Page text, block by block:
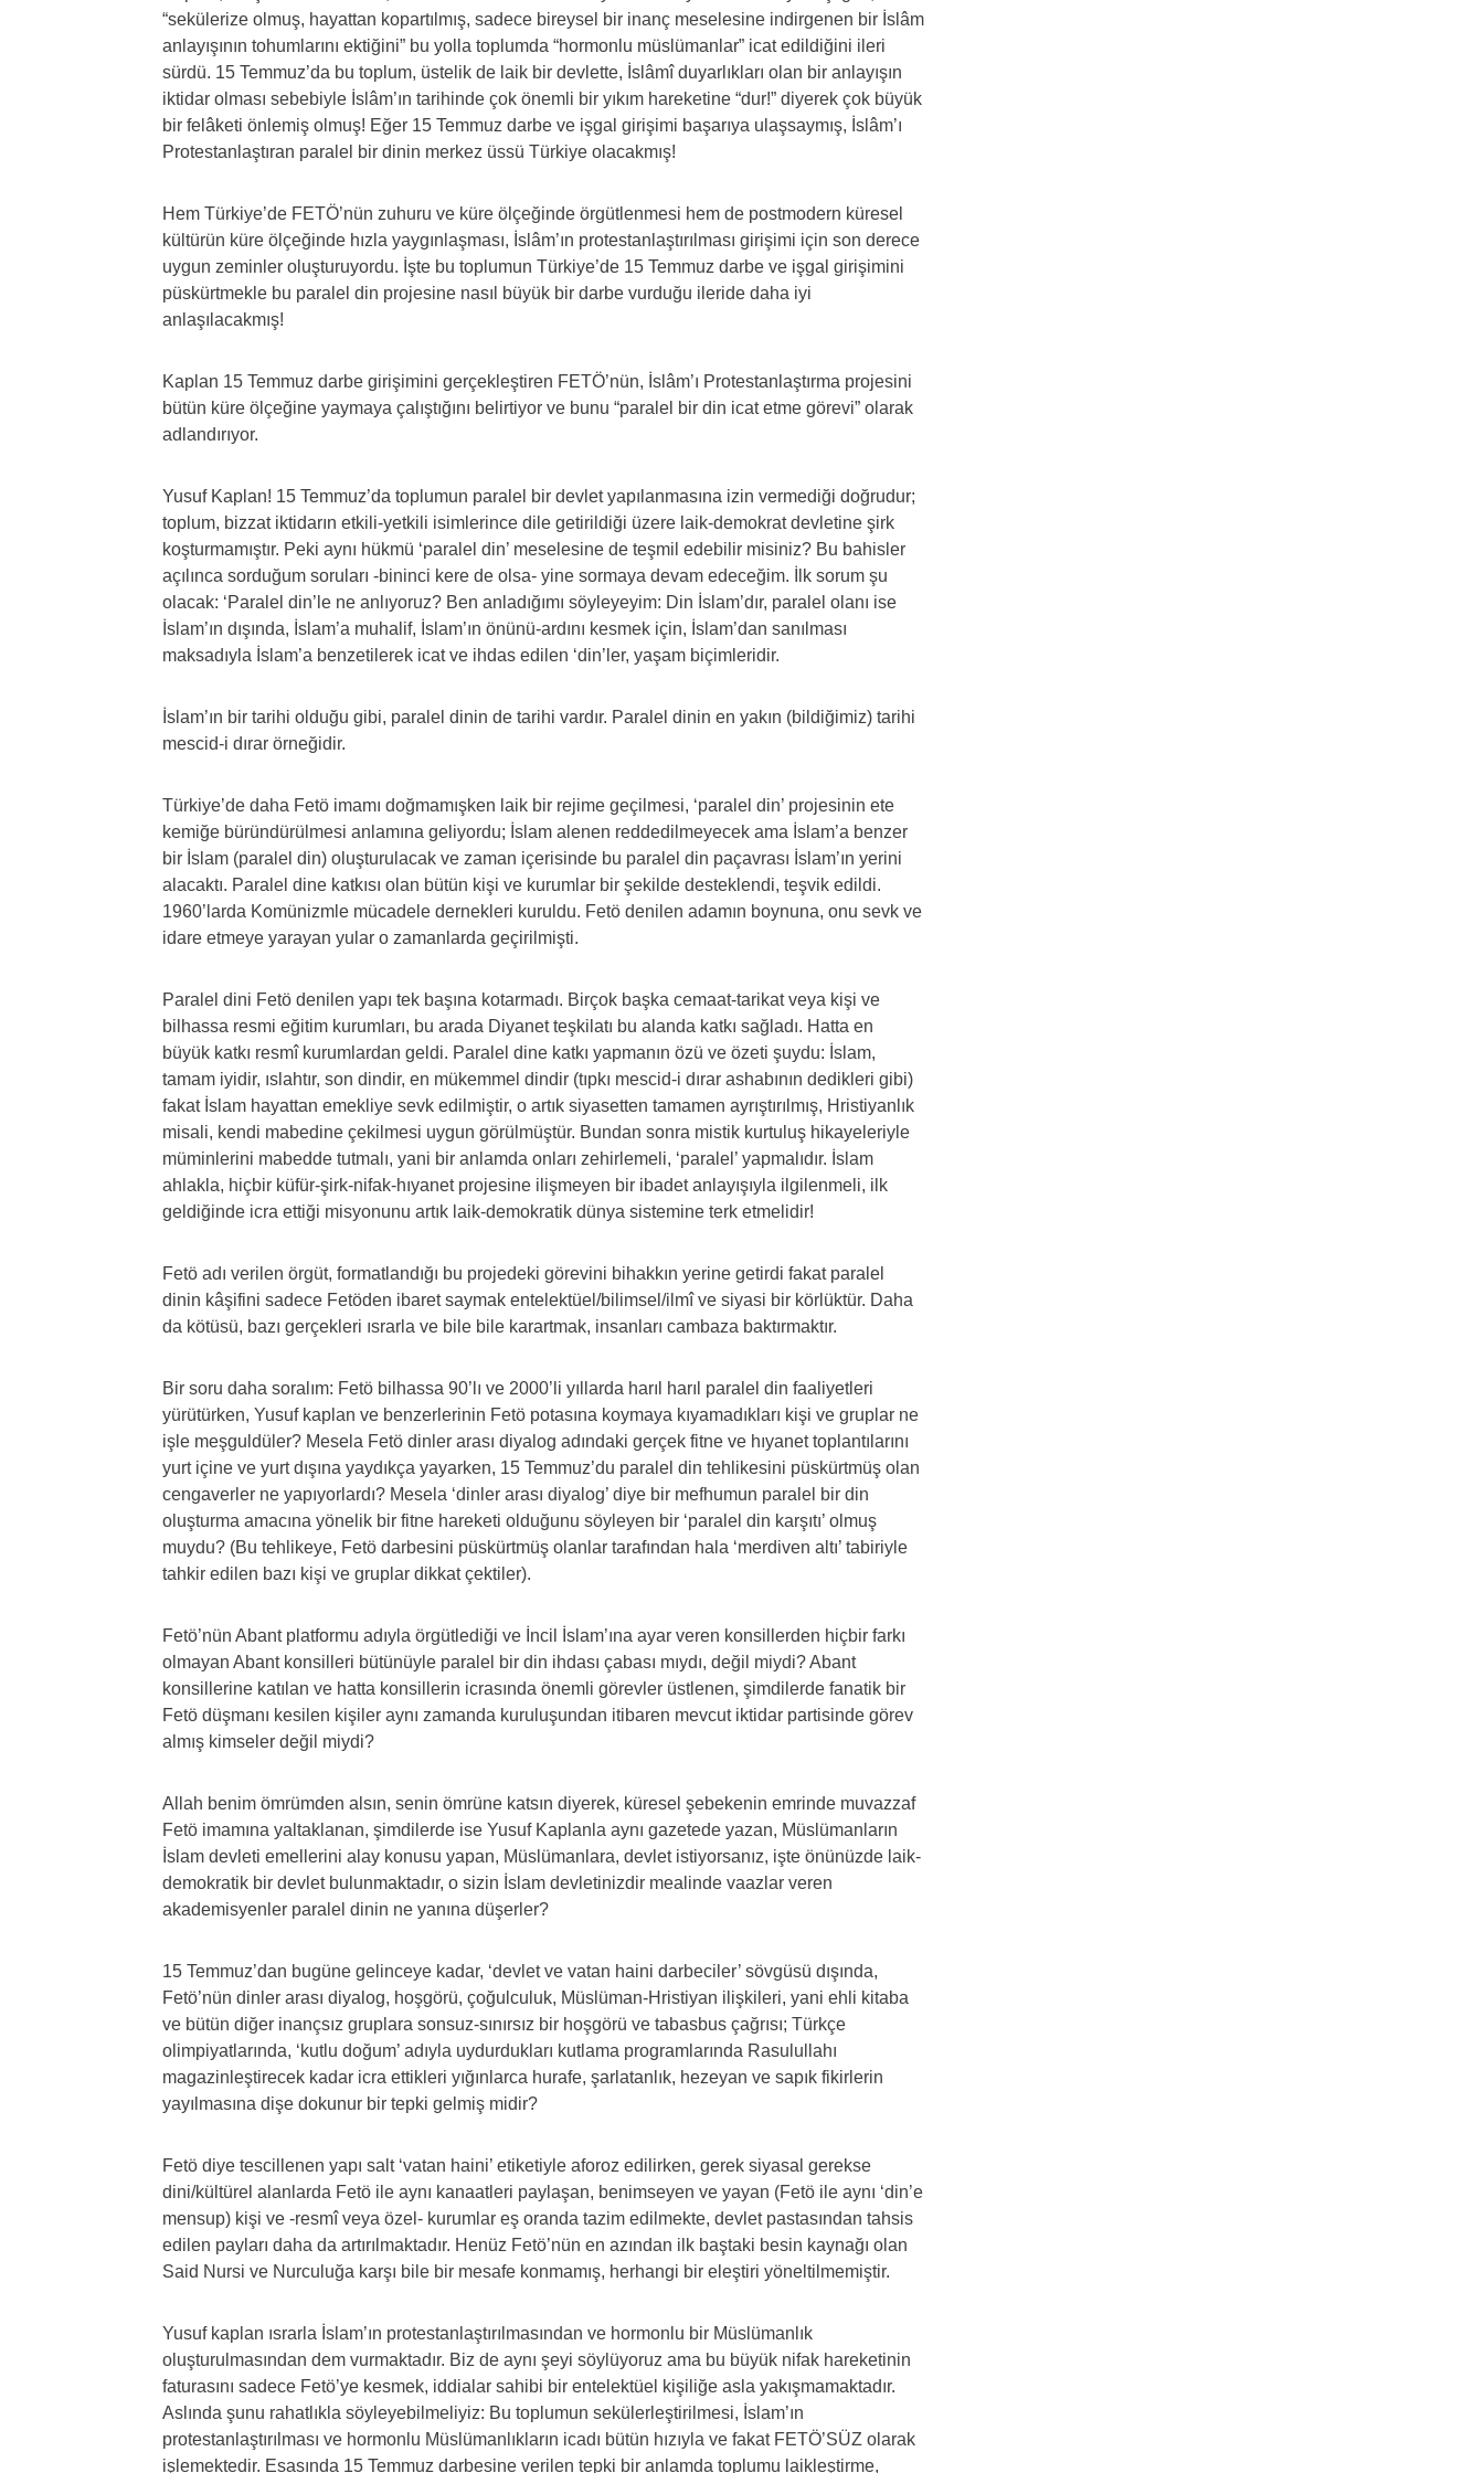
“sekülerize olmuş, hayattan kopartılmış, sadece bireysel bir inanç meselesine indirgenen bir İslâm
anlayışının tohumlarını ektiğini” bu yolla toplumda “hormonlu müslümanlar” icat edildiğini ileri
sürdü. 15 Temmuz’da bu toplum, üstelik de laik bir devlette, İslâmî duyarlıkları olan bir anlayışın
iktidar olması sebebiyle İslâm’ın tarihinde çok önemli bir yıkım hareketine “dur!” diyerek çok büyük
bir felâketi önlemiş olmuş! Eğer 15 Temmuz darbe ve işgal girişimi başarıya ulaşsaymış, İslâm’ı
Protestanlaştıran paralel bir dinin merkez üssü Türkiye olacakmış!
Hem Türkiye’de FETÖ’nün zuhuru ve küre ölçeğinde örgütlenmesi hem de postmodern küresel
kültürün küre ölçeğinde hızla yaygınlaşması, İslâm’ın protestanlaştırılması girişimi için son derece
uygun zeminler oluşturuyordu. İşte bu toplumun Türkiye’de 15 Temmuz darbe ve işgal girişimini
püskürtmekle bu paralel din projesine nasıl büyük bir darbe vurduğu ileride daha iyi
anlaşılacakmış!
Kaplan 15 Temmuz darbe girişimini gerçekleştiren FETÖ’nün, İslâm’ı Protestanlaştırma projesini
bütün küre ölçeğine yaymaya çalıştığını belirtiyor ve bunu “paralel bir din icat etme görevi” olarak
adlandırıyor.
Yusuf Kaplan! 15 Temmuz’da toplumun paralel bir devlet yapılanmasına izin vermediği doğrudur;
toplum, bizzat iktidarın etkili-yetkili isimlerince dile getirildiği üzere laik-demokrat devletine şirk
koşturmamıştır. Peki aynı hükmü ‘paralel din’ meselesine de teşmil edebilir misiniz? Bu bahisler
açılınca sorduğum soruları -bininci kere de olsa- yine sormaya devam edeceğim. İlk sorum şu
olacak: ‘Paralel din’le ne anlıyoruz? Ben anladığımı söyleyeyim: Din İslam’dır, paralel olanı ise
İslam’ın dışında, İslam’a muhalif, İslam’ın önünü-ardını kesmek için, İslam’dan sanılması
maksadıyla İslam’a benzetilerek icat ve ihdas edilen ‘din’ler, yaşam biçimleridir.
İslam’ın bir tarihi olduğu gibi, paralel dinin de tarihi vardır. Paralel dinin en yakın (bildiğimiz) tarihi
mescid-i dırar örneğidir.
Türkiye’de daha Fetö imamı doğmamışken laik bir rejime geçilmesi, ‘paralel din’ projesinin ete
kemiğe büründürülmesi anlamına geliyordu; İslam alenen reddedilmeyecek ama İslam’a benzer
bir İslam (paralel din) oluşturulacak ve zaman içerisinde bu paralel din paçavrası İslam’ın yerini
alacaktı. Paralel dine katkısı olan bütün kişi ve kurumlar bir şekilde desteklendi, teşvik edildi.
1960’larda Komünizmle mücadele dernekleri kuruldu. Fetö denilen adamın boynuna, onu sevk ve
idare etmeye yarayan yular o zamanlarda geçirilmişti.
Paralel dini Fetö denilen yapı tek başına kotarmadı. Birçok başka cemaat-tarikat veya kişi ve
bilhassa resmi eğitim kurumları, bu arada Diyanet teşkilatı bu alanda katkı sağladı. Hatta en
büyük katkı resmî kurumlardan geldi. Paralel dine katkı yapmanın özü ve özeti şuydu: İslam,
tamam iyidir, ıslahtır, son dindir, en mükemmel dindir (tıpkı mescid-i dırar ashabının dedikleri gibi)
fakat İslam hayattan emekliye sevk edilmiştir, o artık siyasetten tamamen ayrıştırılmış, Hristiyanlık
misali, kendi mabedine çekilmesi uygun görülmüştür. Bundan sonra mistik kurtuluş hikayeleriyle
müminlerini mabedde tutmalı, yani bir anlamda onları zehirlemeli, ‘paralel’ yapmalıdır. İslam
ahlakla, hiçbir küfür-şirk-nifak-hıyanet projesine ilişmeyen bir ibadet anlayışıyla ilgilenmeli, ilk
geldiğinde icra ettiği misyonunu artık laik-demokratik dünya sistemine terk etmelidir!
Fetö adı verilen örgüt, formatlandığı bu projedeki görevini bihakkın yerine getirdi fakat paralel
dinin kâşifini sadece Fetöden ibaret saymak entelektüel/bilimsel/ilmî ve siyasi bir körlüktür. Daha
da kötüsü, bazı gerçekleri ısrarla ve bile bile karartmak, insanları cambaza baktırmaktır.
Bir soru daha soralım: Fetö bilhassa 90’lı ve 2000’li yıllarda harıl harıl paralel din faaliyetleri
yürütürken, Yusuf kaplan ve benzerlerinin Fetö potasına koymaya kıyamadıkları kişi ve gruplar ne
işle meşguldüler? Mesela Fetö dinler arası diyalog adındaki gerçek fitne ve hıyanet toplantılarını
yurt içine ve yurt dışına yaydıkça yayarken, 15 Temmuz’du paralel din tehlikesini püskürtmüş olan
cengaverler ne yapıyorlardı? Mesela ‘dinler arası diyalog’ diye bir mefhumun paralel bir din
oluşturma amacına yönelik bir fitne hareketi olduğunu söyleyen bir ‘paralel din karşıtı’ olmuş
muydu? (Bu tehlikeye, Fetö darbesini püskürtmüş olanlar tarafından hala ‘merdiven altı’ tabiriyle
tahkir edilen bazı kişi ve gruplar dikkat çektiler).
Fetö’nün Abant platformu adıyla örgütlediği ve İncil İslam’ına ayar veren konsillerden hiçbir farkı
olmayan Abant konsilleri bütünüyle paralel bir din ihdası çabası mıydı, değil miydi? Abant
konsillerine katılan ve hatta konsillerin icrasında önemli görevler üstlenen, şimdilerde fanatik bir
Fetö düşmanı kesilen kişiler aynı zamanda kuruluşundan itibaren mevcut iktidar partisinde görev
almış kimseler değil miydi?
Allah benim ömrümden alsın, senin ömrüne katsın diyerek, küresel şebekenin emrinde muvazzaf
Fetö imamına yaltaklanan, şimdilerde ise Yusuf Kaplanla aynı gazetede yazan, Müslümanların
İslam devleti emellerini alay konusu yapan, Müslümanlara, devlet istiyorsanız, işte önünüzde laik-
demokratik bir devlet bulunmaktadır, o sizin İslam devletinizdir mealinde vaazlar veren
akademisyenler paralel dinin ne yanına düşerler?
15 Temmuz’dan bugüne gelinceye kadar, ‘devlet ve vatan haini darbeciler’ sövgüsü dışında,
Fetö’nün dinler arası diyalog, hoşgörü, çoğulculuk, Müslüman-Hristiyan ilişkileri, yani ehli kitaba
ve bütün diğer inançsız gruplara sonsuz-sınırsız bir hoşgörü ve tabasbus çağrısı; Türkçe
olimpiyatlarında, ‘kutlu doğum’ adıyla uydurdukları kutlama programlarında Rasulullahı
magazinleştirecek kadar icra ettikleri yığınlarca hurafe, şarlatanlık, hezeyan ve sapık fikirlerin
yayılmasına dişe dokunur bir tepki gelmiş midir?
Fetö diye tescillenen yapı salt ‘vatan haini’ etiketiyle aforoz edilirken, gerek siyasal gerekse
dini/kültürel alanlarda Fetö ile aynı kanaatleri paylaşan, benimseyen ve yayan (Fetö ile aynı ‘din’e
mensup) kişi ve -resmî veya özel- kurumlar eş oranda tazim edilmekte, devlet pastasından tahsis
edilen payları daha da artırılmaktadır. Henüz Fetö’nün en azından ilk baştaki besin kaynağı olan
Said Nursi ve Nurculuğa karşı bile bir mesafe konmamış, herhangi bir eleştiri yöneltilmemiştir.
Yusuf kaplan ısrarla İslam’ın protestanlaştırılmasından ve hormonlu bir Müslümanlık
oluşturulmasından dem vurmaktadır. Biz de aynı şeyi söylüyoruz ama bu büyük nifak hareketinin
faturasını sadece Fetö’ye kesmek, iddialar sahibi bir entelektüel kişiliğe asla yakışmamaktadır.
Aslında şunu rahatlıkla söyleyebilmeliyiz: Bu toplumun sekülerleştirilmesi, İslam’ın
protestanlaştırılması ve hormonlu Müslümanlıkların icadı bütün hızıyla ve fakat FETÖ’SÜZ olarak
işlemektedir. Esasında 15 Temmuz darbesine verilen tepki bir anlamda toplumu laikleştirme,